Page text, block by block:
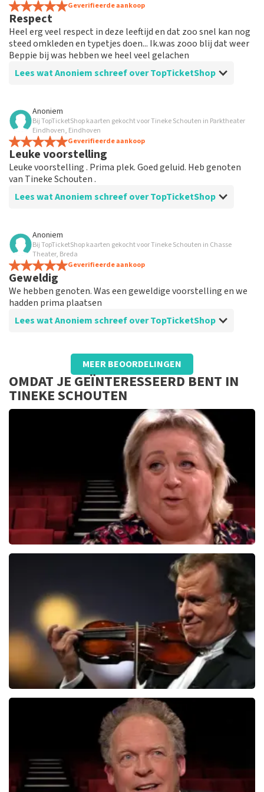
Geverifieerde aankoop
Respect
Heel erg veel respect in deze leeftijd en dat zoo snel kan nog
steed omkleden en typetjes doen... Ik.was zooo blij dat weer
Beppie bij was hebben we heel veel gelachen
Lees wat Anoniem schreef over TopTicketShop
Beoordeling van Anoniem over
Goede prijs
Snel laats moment kaarten kunen regelen voor
aangename prijs...ik heb vaker kaartjes gekocht en blijf
ook doen....
Anoniem
Bij TopTicketShop kaarten gekocht voor Tineke Schouten in Parktheater
Eindhoven, Eindhoven
Geverifieerde aankoop
Leuke voorstelling
Leuke voorstelling . Prima plek. Goed geluid. Heb genoten
van Tineke Schouten .
Lees wat Anoniem schreef over TopTicketShop
Beoordeling van Anoniem over
Prima
Prima. Was nog nooit bij Tineke Schouten geweest, ga
zeker nog een keertje terug.
Anoniem
Bij TopTicketShop kaarten gekocht voor Tineke Schouten in Chasse
Theater, Breda
Geverifieerde aankoop
Geweldig
We hebben genoten. Was een geweldige voorstelling en we
hadden prima plaatsen
Lees wat Anoniem schreef over TopTicketShop
Beoordeling van Anoniem overTopTicketShop
Prima
Was een geweldige voorstelling we hebben genoten
We hebben een fijne avond gehad
MEER BEOORDELINGEN
OMDAT JE GEÏNTERESSEERD BENT IN
TINEKE SCHOUTEN
BEKIJKEN
5618+reviews